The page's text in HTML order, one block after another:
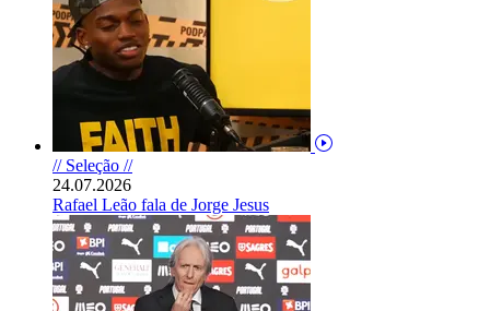
// Seleção //
24.07.2026
Rafael Leão fala de Jorge Jesus